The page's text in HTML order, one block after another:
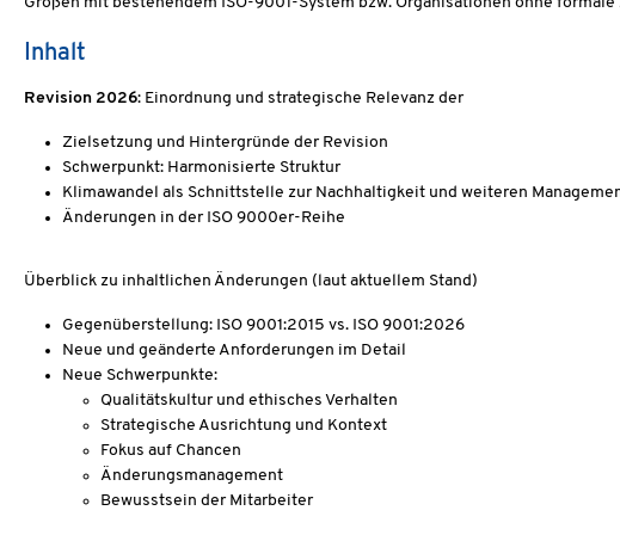
Inhalt
Revision 2026: Einordnung und strategische Relevanz der
Zielsetzung und Hintergründe der Revision
Schwerpunkt: Harmonisierte Struktur
Klimawandel als Schnittstelle zur Nachhaltigkeit und weiteren
Änderungen in der ISO 9000er-Reihe
Überblick zu inhaltlichen Änderungen (laut aktuellem Stand)
Gegenüberstellung: ISO 9001:2015 vs. ISO 9001:2026
Neue und geänderte Anforderungen im Detail
Neue Schwerpunkte:
Qualitätskultur und ethisches Verhalten
Strategische Ausrichtung und Kontext
Fokus auf Chancen
Änderungsmanagement
Bewusstsein der Mitarbeiter